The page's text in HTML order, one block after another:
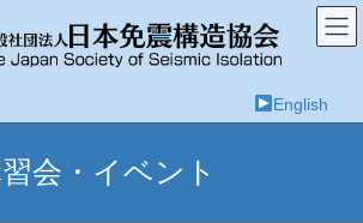
English
会・イベント